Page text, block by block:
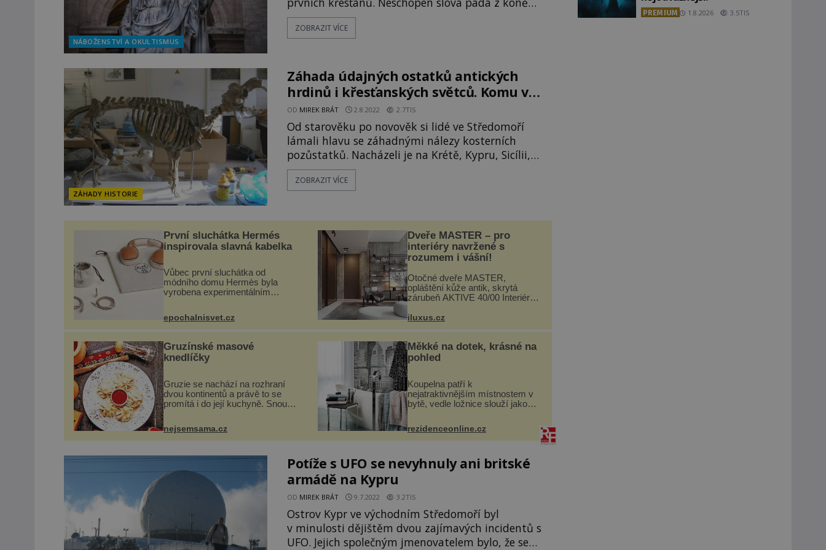
NÁBOŽENSTVÍ A OKULTISMUS
na zem a náhle uslyší slova samotného Krista.
„Proč mě pronásleduješ?“ ptá se ho. Pavel po
Osudový okam
ZOBRAZIT VÍCE
ZÁHADY HISTORIE
Záhada údajných ostatků antických
hrdinů i křesťanských světců. Komu ve
skutečnosti patřily?
OD MIREK BRÁT 2.8.2022 2.7TIS
Od starověku po novověk si lidé ve Středomoří
lámali hlavu se záhadnými nálezy kosterních
pozůstatků. Nacházeli je na Krétě, Kypru, Sicílii,
Maltě i na menších ostrovech v Egejském moři.
Někdy byly považovány za ostatky antických
obtížně. Nyní už víme, že je
ZOBRAZIT VÍCE
První sluchátka Hermés
inspirovala slavná kabelka
Vůbec první sluchátka od
módního domu Hermès byla
vyrobena experimentálním
Horizons. Elegantní gadget si
vyžádal dva roky vývoje a chlubí
se ručně šitou hovězí kůží a
kovový...
epochalnisvet.cz
Dveře MASTER – pro
interiéry navržené s
rozumem i vášní!
Otočné dveře MASTER,
opláštění kůže antik, skrytá
zárubeň AKTIVE 40/00 Interiéry
vyžadují atypické rozměry nejen
nábytku, ale i otvorových prvků.
iluxus.cz
Gruzínské masové
knedlíčky
Gruzie se nachází na rozhraní
dvou kontinentů a právě to se
promítá i do její kuchyně. Snoubí
a díky tomu vznikají rozmanité a
chuťově bohaté pokrmy, které
rozhodně st...
nejsemsama.cz
Měkké na dotek, krásné na
pohled
Koupelna patří k
nejatraktivnějším místnostem v
bytě, vedle ložnice slouží jako
Koupelnový textil – ručníky,
osušky a koberečky – mohou
jako mávnutím kouzelného
rezidenceonline.cz
Potíže s UFO se nevyhnuly ani britské
armádě na Kypru
OD MIREK BRÁT 9.7.2022 3.2TIS
Ostrov Kypr ve východním Středomoří byl
v minulosti dějištěm dvou zajímavých incidentů s
UFO. Jejich společným jmenovatelem bylo, že se
PREMIUM 1.8.2026 3.5TIS